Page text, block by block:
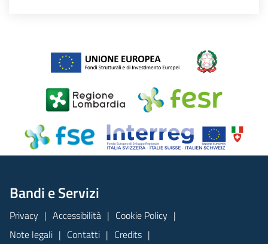
Bandi e Servizi
Privacy Accessibilità
Cookie Policy
Note legali
Contatti Credits